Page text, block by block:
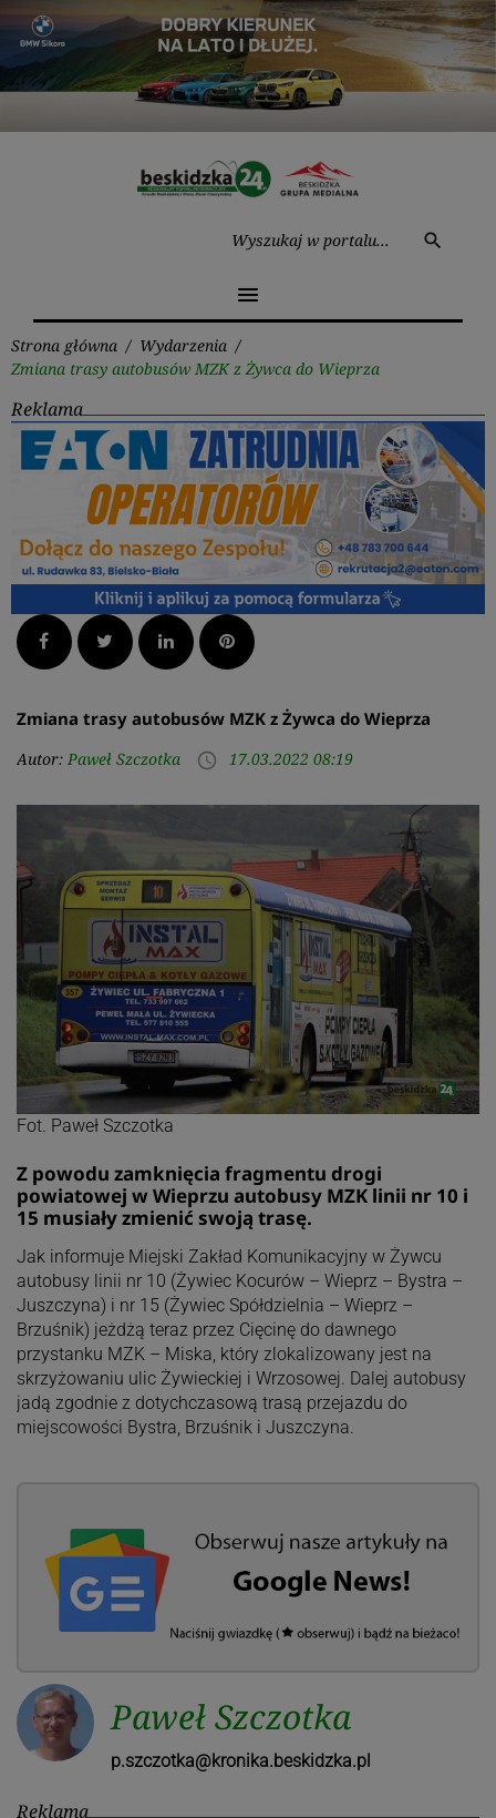
Przejdź
treści
search
menu
Strona główna / Wydarzenia /
Zmiana trasy autobusów MZK z Żywca do Wieprza
Reklama
Facebook Twitter LinkedInPinterest
Zmiana trasy autobusów MZK z Żywca do Wieprza
Autor: Paweł Szczotka access_time 17.03.2022 08:19
Fot. Paweł Szczotka
Z powodu zamknięcia fragmentu drogi
powiatowej w Wieprzu autobusy MZK linii nr 10 i
15 musiały zmienić swoją trasę.
Jak informuje Miejski Zakład Komunikacyjny w Żywcu
autobusy linii nr 10 (Żywiec Kocurów – Wieprz – Bystra –
Juszczyna) i nr 15 (Żywiec Spółdzielnia – Wieprz –
Brzuśnik) jeżdżą teraz przez Cięcinę do dawnego
przystanku MZK – Miska, który zlokalizowany jest na
skrzyżowaniu ulic Żywieckiej i Wrzosowej. Dalej autobusy
jadą zgodnie z dotychczasową trasą przejazdu do
miejscowości Bystra, Brzuśnik i Juszczyna.
Paweł Szczotka
p.szczotka@kronika.beskidzka.pl
Reklama